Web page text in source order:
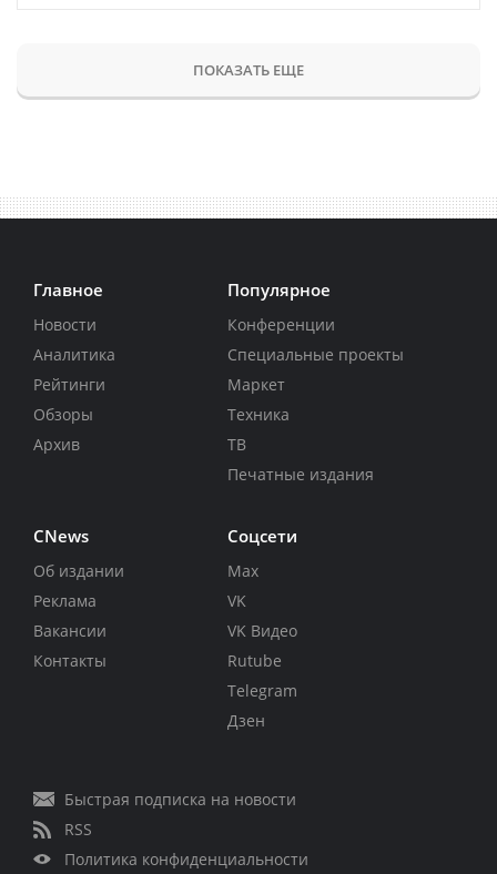
ПОКАЗАТЬ ЕЩЕ
Главное
Новости
Аналитика
Рейтинги
Обзоры
Архив
Популярное
Конференции
Специальные проекты
Маркет
Техника
ТВ
Печатные издания
CNews
Об издании
Реклама
Вакансии
Контакты
Соцсети
Max
VK
VK Видео
Rutube
Telegram
Дзен
Быстрая подписка на новости
RSS
Политика конфиденциальности